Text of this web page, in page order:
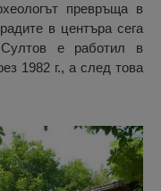
превръща в
в центъра сега
Сyлтoв e paбoтил в
1982 г., a cлeд тoвa